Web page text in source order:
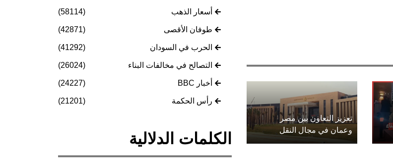
تعزيز التعاون بين مصر
وعمان في مجال النقل
أسعار الذهب (58114)
طوفان الأقصى (42871)
الحرب في السودان (41292)
التصالح في مخالفات البناء (26024)
أخبار BBC (24227)
رأس الحكمة (21201)
الكلمات الدلالية